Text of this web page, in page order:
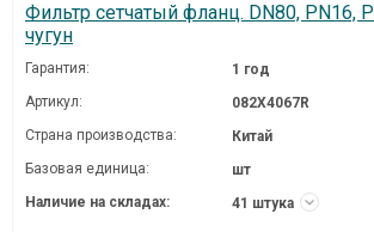
Фильтр сетчатый фланц. DN80, PN16,
чугун
Гарантия:
1 год
Артикул:
082X4067R
Страна производства:
Китай
Базовая единица:
шт
Наличие на складах:
41 штука